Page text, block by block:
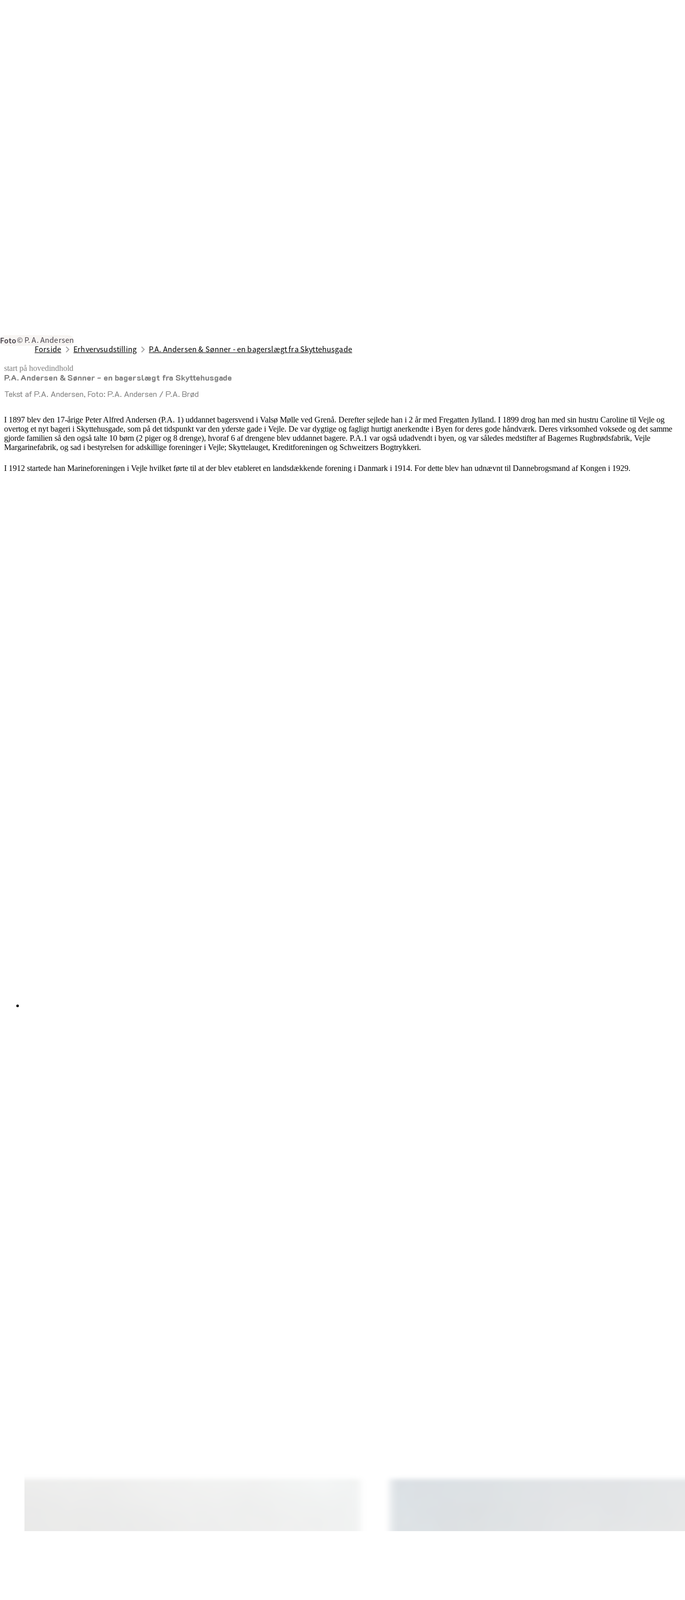
Foto© P. A. Andersen
Forside
Erhvervsudstilling P.A. Andersen & Sønner - en bagerslægt fra Skyttehusgade
start på hovedindhold
P.A. Andersen & Sønner - en bagerslægt fra Skyttehusgade
Tekst af P.A. Andersen, Foto: P.A. Andersen / P.A. Brød
senest opdateret 17. februar 2026
I 1897 blev den 17-årige Peter Alfred Andersen (P.A. 1) uddannet bagersvend i Valsø Mølle ved Grenå. Derefter sejlede han i 2 år med Fregatten Jylland. I 1899 drog han med sin hustru Caroline til Vejle og
overtog et nyt bageri i Skyttehusgade, som på det tidspunkt var den yderste gade i Vejle. De var dygtige og fagligt hurtigt anerkendte i Byen for deres gode håndværk. Deres virksomhed voksede og det samme
gjorde familien så den også talte 10 børn (2 piger og 8 drenge), hvoraf 6 af drengene blev uddannet bagere. P.A.1 var også udadvendt i byen, og var således medstifter af Bagernes Rugbrødsfabrik, Vejle
Margarinefabrik, og sad i bestyrelsen for adskillige foreninger i Vejle; Skyttelauget, Kreditforeningen og Schweitzers Bogtrykkeri.
I 1912 startede han Marineforeningen i Vejle hvilket førte til at der blev etableret en landsdækkende forening i Danmark i 1914. For dette blev han udnævnt til Dannebrogsmand af Kongen i 1929.